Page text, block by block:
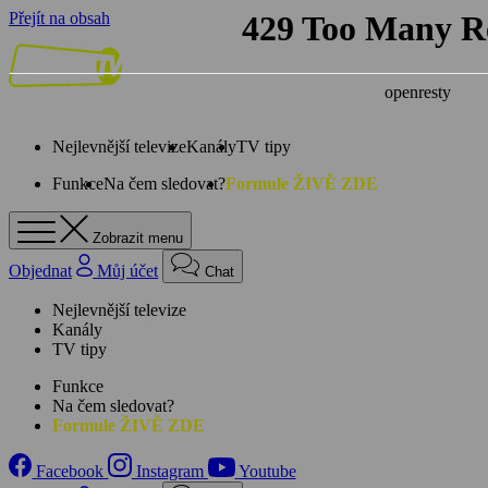
Přejít na obsah
Nejlevnější televizeKanályTV tipy
FunkceNa čem sledovat?Formule ŽIVĚ ZDE
Zobrazit menu
Objednat Můj účet Chat
Nejlevnější televize
Kanály
TV tipy
Funkce
Na čem sledovat?
Formule ŽIVĚ ZDE
Facebook Instagram
Youtube